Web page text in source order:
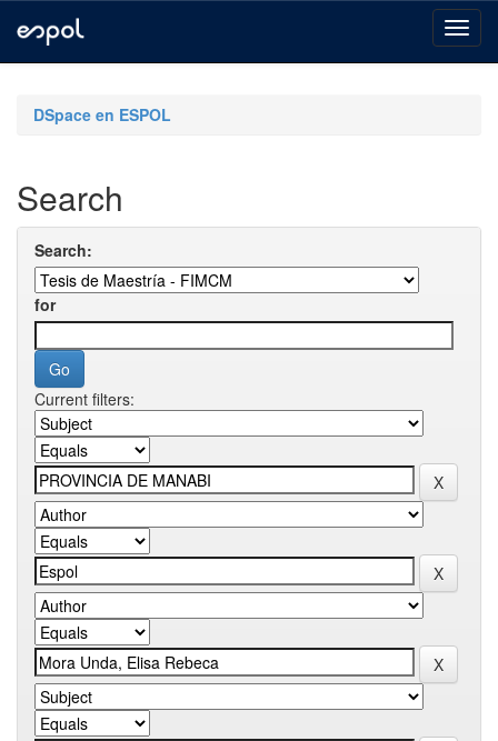
navigationDSpace en ESPOL
Search
Search:
for
Current filters: